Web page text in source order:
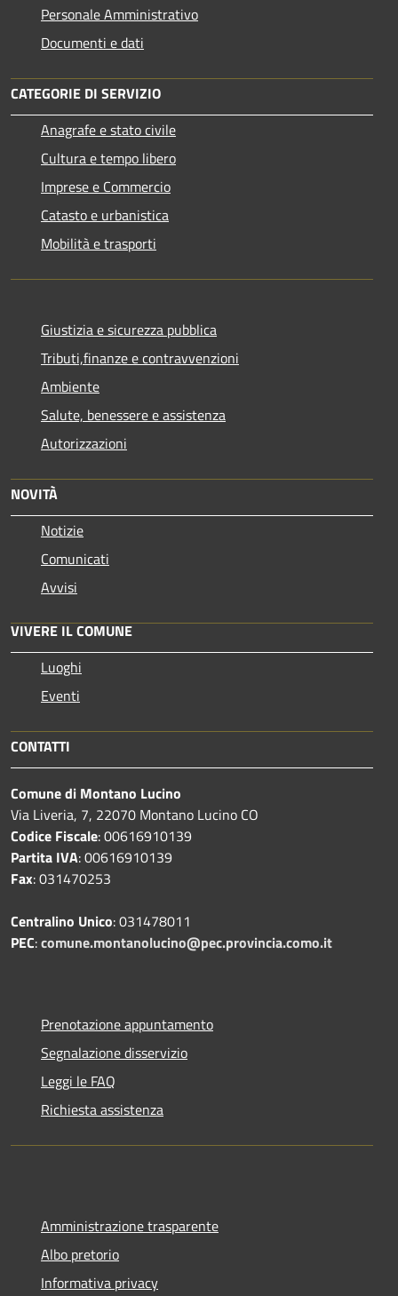
Personale Amministrativo
Documenti e dati
CATEGORIE DI SERVIZIO
Anagrafe e stato civile
Cultura e tempo libero
Imprese e Commercio
Catasto e urbanistica
Mobilità e trasporti
Giustizia e sicurezza pubblica
Tributi,finanze e contravvenzioni
Ambiente
Salute, benessere e assistenza
Autorizzazioni
NOVITÀ
Notizie
Comunicati
Avvisi
VIVERE IL COMUNE
Luoghi
Eventi
CONTATTI
Comune di Montano Lucino
Via Liveria, 7, 22070 Montano Lucino CO
Codice Fiscale: 00616910139
Partita IVA: 00616910139
Fax: 031470253
Centralino Unico: 031478011
PEC:comune.montanolucino@pec.provincia.como.it
Prenotazione appuntamento
Segnalazione disservizio
Leggi le FAQ
Richiesta assistenza
Amministrazione trasparente
Albo pretorio
Informativa privacy